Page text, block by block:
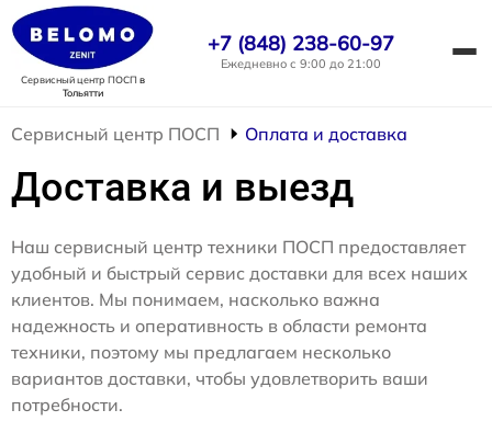
Сервисный центр ПОСПв
Тольятти
+7 (848) 238-60-97
Ежедневно с 9:00 до 21:00
Сервисный центр ПОСП Оплата и доставка
Доставка и выезд
Наш сервисный центр техники ПОСП предоставляет
удобный и быстрый сервис доставки для всех наших
клиентов. Мы понимаем, насколько важна
надежность и оперативность в области ремонта
техники, поэтому мы предлагаем несколько
вариантов доставки, чтобы удовлетворить ваши
потребности.